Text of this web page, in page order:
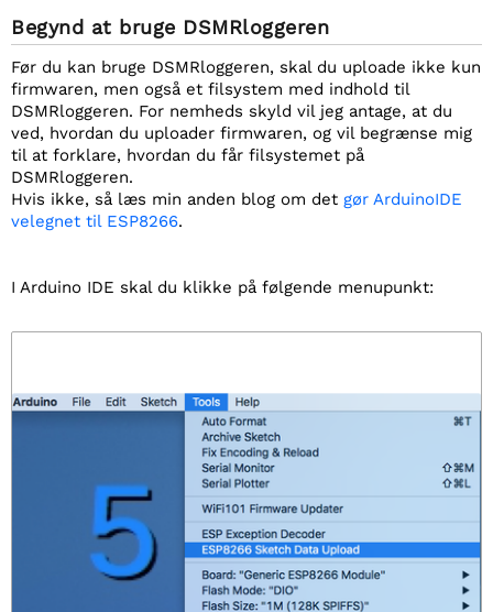
Begynd at bruge DSMRloggeren
Før du kan bruge DSMRloggeren, skal du uploade ikke kun
firmwaren, men også et filsystem med indhold til
DSMRloggeren. For nemheds skyld vil jeg antage, at du
ved, hvordan du uploader firmwaren, og vil begrænse mig
til at forklare, hvordan du får filsystemet på
DSMRloggeren.
Hvis ikke, så læs min anden blog om det gør ArduinoIDE
velegnet til ESP8266.
I Arduino IDE skal du klikke på følgende menupunkt: